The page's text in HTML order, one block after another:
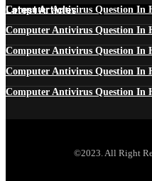
Latest Articles
Computer Antivirus Question In
Computer Antivirus Question In
Computer Antivirus Question In
Computer Antivirus Question In
Computer Antivirus Question In
©2023. All Right